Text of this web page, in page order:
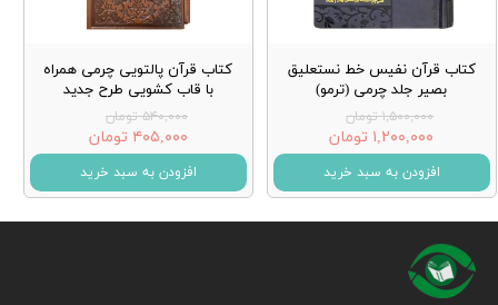
کتاب قرآن نفیس خط نستعلیق
بصیر جلد چرمی (ترمو)
۱,۵۰۰,۰۰۰ تومان
۱,۲۰۰,۰۰۰ تومان
افزودن به سبد خرید
کتاب قرآن پالتویی چرمی همراه
با قاب کشویی طرح جدید
۵۴۰,۰۰۰ تومان
۴۰۵,۰۰۰ تومان
افزودن به سبد خرید